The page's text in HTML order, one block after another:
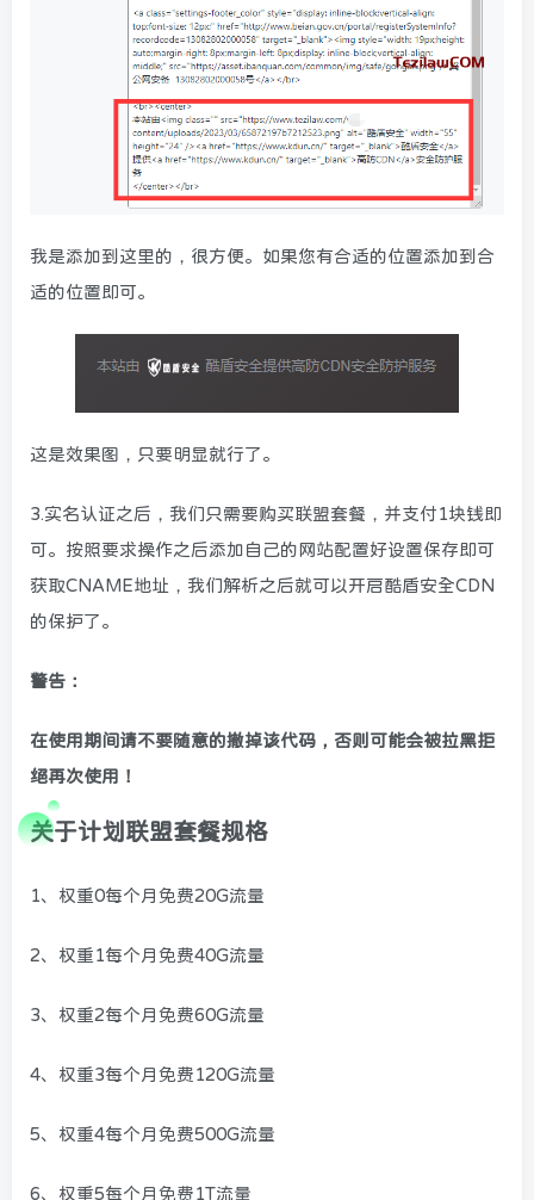
我是添加到这里的，很方便。如果您有合适的位置添加到合
适的位置即可。
这是效果图，只要明显就行了。
3.实名认证之后，我们只需要购买联盟套餐，并支付1块钱即
可。按照要求操作之后添加自己的网站配置好设置保存即可
获取CNAME地址，我们解析之后就可以开启酷盾安全CDN
的保护了。
警告：
在使用期间请不要随意的撤掉该代码，否则可能会被拉黑拒
绝再次使用！
关于计划联盟套餐规格
1、权重0每个月免费20G流量
2、权重1每个月免费40G流量
3、权重2每个月免费60G流量
4、权重3每个月免费120G流量
5、权重4每个月免费500G流量
6、权重5每个月免费1T流量